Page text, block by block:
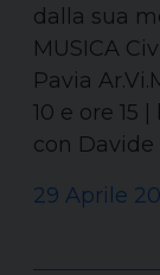
dalla sua
MUSICA
Pavia
10 e ore 15
con Davide
29 Aprile